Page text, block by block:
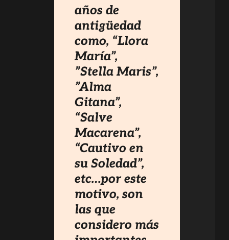
años de
antigüedad
como, “Llora
María”,
”Stella Maris”,
”Alma
Gitana”,
“Salve
Macarena”,
“Cautivo en
su Soledad”,
etc…por este
motivo, son
las que
considero más